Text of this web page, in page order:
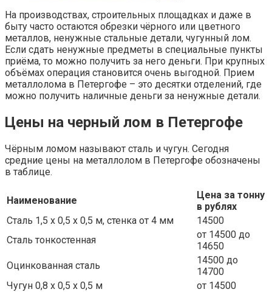
На производствах, строительных площадках и даже в
быту часто остаются обрезки чёрного или цветного
металлов, ненужные стальные детали, чугунный лом.
Если сдать ненужные предметы в специальные пункты
приёма, то можно получить за него деньги. При крупных
объёмах операция становится очень выгодной. Прием
металлолома в Петергофе – это десятки отделений, где
можно получить наличные деньги за ненужные детали.
Цены на черный лом в Петергофе
Чёрным ломом называют сталь и чугун. Сегодня
средние цены на металлолом в Петергофе обозначены
в таблице.
Наименование
Цена за тонну
в рублях
Сталь 1,5 х 0,5 х 0,5 м, стенка от 4 мм
14500
Сталь тонкостенная
от 14500 до
14650
Оцинкованная сталь
14500 до
14700
Чугун 0,8 х 0,5 х 0,5 м
от 14500